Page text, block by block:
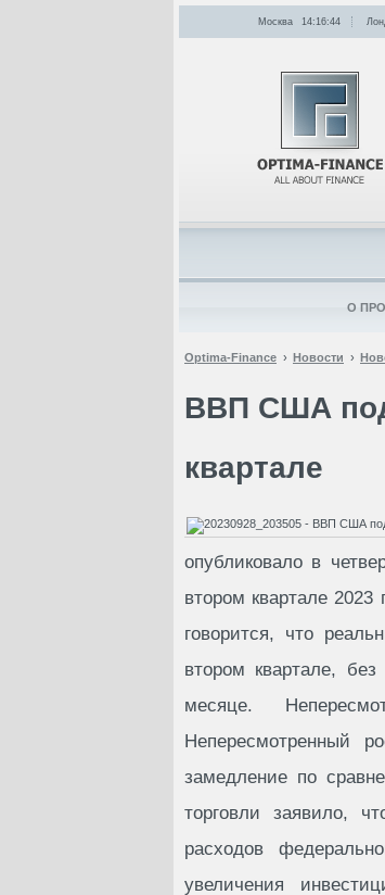
Optima-Finance Новости
ВВП США
квартале
опубликовало в
втором квартале
говорится, что
втором квартале,
месяце.
Непересмотренный
замедление по
торговли заявило,
расходов
увеличения
Москва 14:16:44
О